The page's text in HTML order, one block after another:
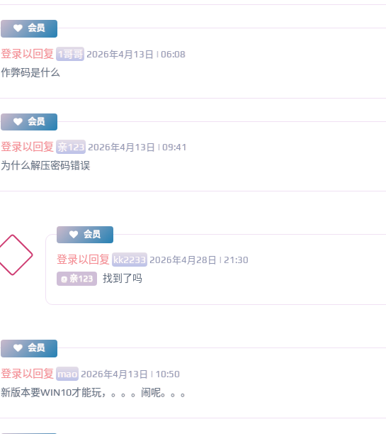
会员
登录以回复 1哥哥 2026年4月13日 | 06:08
作弊码是什么
会员
登录以回复 亲123 2026年4月13日 | 09:41
为什么解压密码错误
会员
登录以回复 kk2233 2026年4月28日 | 21:30
@ 亲123 找到了吗
会员
登录以回复 mao 2026年4月13日 | 10:50
新版本要WIN10才能玩，。。。闹呢。。。